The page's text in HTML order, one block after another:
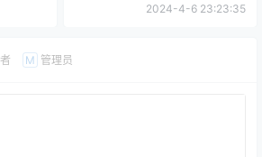
《ONE PIECE》世界！
2024-4-6 23:23:35
M 管理员